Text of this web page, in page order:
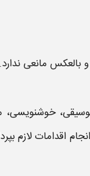
بالعکس مانعی ندارد.
موسیقی،
اقدامات لازم